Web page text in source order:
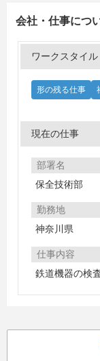
会社・仕事につ
ワークスタイル
形の残る仕事
現在の仕事
部署名
保全技術部
勤務地
神奈川県
仕事内容
鉄道機器の検